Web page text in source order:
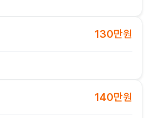
130만원
140만원